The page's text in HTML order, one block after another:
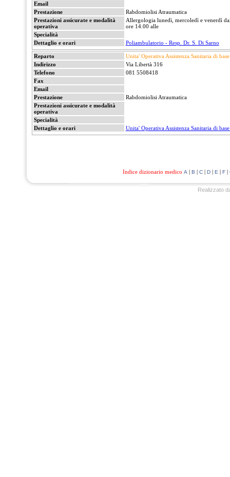
Email
Prestazione
Rabdomiolisi Atraumatica
Prestazioni assicurate e modalità
operativa
Allergologia lunedì, mercoledì e venerdì
ore 14.00 alle
Specialità
Dettaglio e orari
Poliambulatorio - Resp. Dr. S. Di Sarno
Reparto
Unita' Operativa Assistenza Sanitaria di
Indirizzo
Via Libertà 316
Telefono
081 5508418
Fax
Email
Prestazione
Rabdomiolisi Atraumatica
Prestazioni assicurate e modalità
operativa
Specialità
Dettaglio e orari
Unita' Operativa Assistenza Sanitaria di
Indice dizionario medico A | B | C| D| E | F|
Realizzato